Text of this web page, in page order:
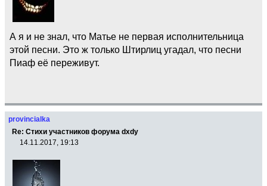
А я и не знал, что Матье не первая исполнительница
этой песни. Это ж только Штирлиц угадал, что песни
Пиаф её переживут.
provincialka
Re: Стихи участников форума dxdy
14.11.2017, 19:13